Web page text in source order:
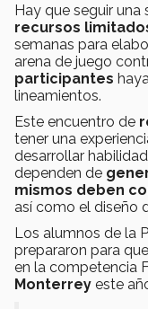
Hay que seguir una
recursos
semanas para
arena de juego
participantes
lineamientos.
Este encuentro de
tener una
desarrollar
dependen de
mismos deben
así como el diseño
Los alumnos de la
prepararon para
en la competencia
Monterrey este